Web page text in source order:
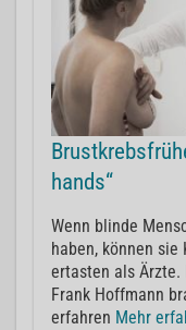
hands“
Wenn blinde
haben, können
ertasten als Ärzte.
Frank Hoffmann
erfahren Mehr